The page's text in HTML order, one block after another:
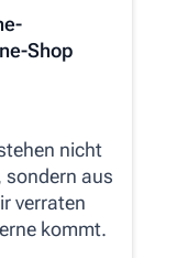
Shop
nicht
sondern aus
verraten
kommt.